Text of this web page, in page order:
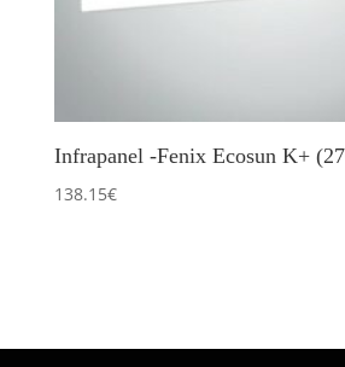
Infrapanel -Fenix Ecosun K+
138.15€